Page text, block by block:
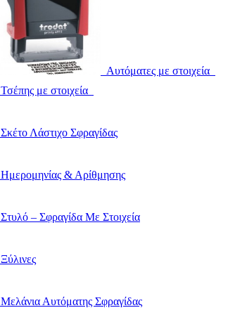
Αυτόματες με στοιχεία
Τσέπης με στοιχεία
Σκέτο Λάστιχο Σφραγίδας
Ημερομηνίας & Αρίθμησης
Στυλό – Σφραγίδα Με Στοιχεία
Ξύλινες
Μελάνια Αυτόματης Σφραγίδας